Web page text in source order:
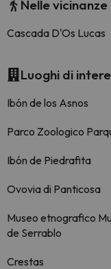
Nelle vicinanze
Cascada D'Os Lucas
Luoghi di
Ibón de los Asnos
Parco Zoologico
Ibón de Piedrafita
Ovovia di Panticosa
Museo etnografico
de Serrablo
Crestas